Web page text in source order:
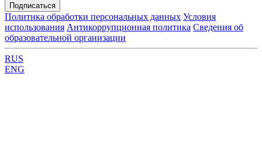
Политика обработки персональных данных Условия
использования Антикоррупционная политика Сведения об
образовательной организации
RUS
ENG